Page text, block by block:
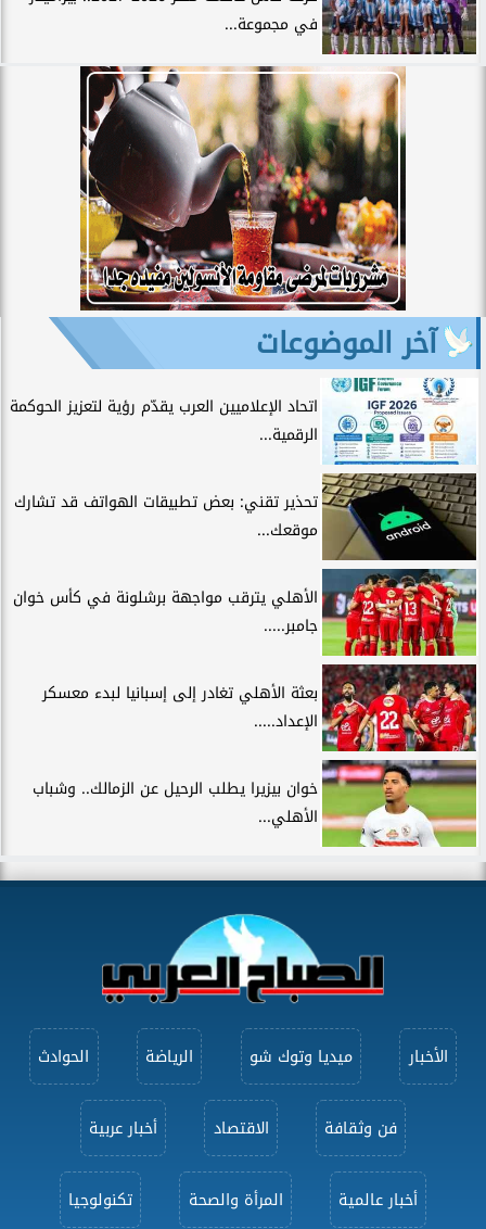
في مجموعة...
آخر الموضوعات
اتحاد الإعلاميين العرب يقدّم رؤية لتعزيز الحوكمة
الرقمية...
تحذير تقني: بعض تطبيقات الهواتف قد تشارك
موقعك...
الأهلي يترقب مواجهة برشلونة في كأس خوان
جامبر.....
بعثة الأهلي تغادر إلى إسبانيا لبدء معسكر
الإعداد.....
خوان بيزيرا يطلب الرحيل عن الزمالك.. وشباب
الأهلي...
الأخبار ميديا وتوك شو الرياضة الحوادث
فن وثقافة الاقتصاد أخبار عربية
أخبار عالمية المرأة والصحة تكنولوجيا